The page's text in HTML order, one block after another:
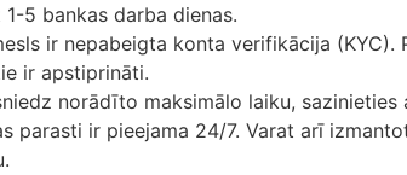
5 bankas darba dienas.
ir nepabeigta konta verifikācija (KYC).
ir apstiprināti.
norādīto maksimālo laiku, sazinieties
parasti ir pieejama 24/7. Varat arī